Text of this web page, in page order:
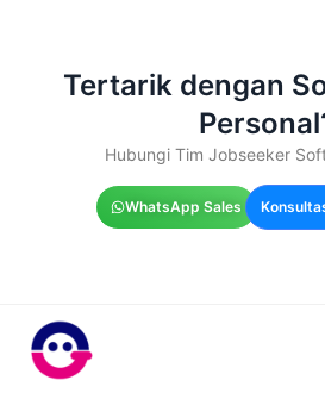
Tertarik dengan
Hubungi Tim Jobseeker
WhatsApp Sales